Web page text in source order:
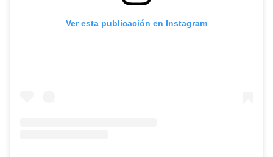
Ver esta publicación en Instagram